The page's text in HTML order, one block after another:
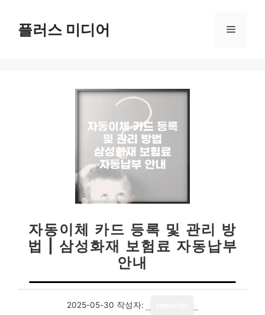
플러스 미디어 메
자동이체 카드 등록 및 관리 방
법 | 삼성화재 보험료 자동납부
안내
2025-05-30 작성자: